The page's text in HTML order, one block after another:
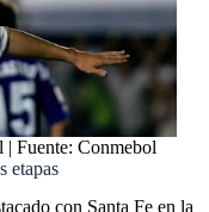
Fuente: Conmebol
etapas
con Santa Fe en la